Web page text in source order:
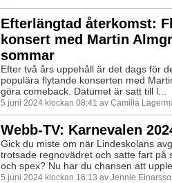
Efterlängtad återkomst:
konsert med Martin
sommar
Efter två års uppehåll är det dags för
populära flytande konserten med
göra comeback. Datumet är satt till l...
5 juni 2024 klockan 08:41 av Camilla
Webb-TV: Karnevalen
Gick du miste om när Lindeskolans
trotsade regnovädret och satte fart på
och spex? Nu har du chansen att
5 juni 2024 klockan 16:13 av Jennie